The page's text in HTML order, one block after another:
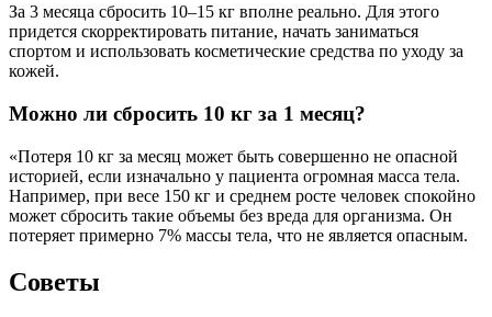
За 3 месяца сбросить 10–15 кг вполне реально. Для этого
придется скорректировать питание, начать заниматься
спортом и использовать косметические средства по уходу за
кожей.
Можно ли сбросить 10 кг за 1 месяц?
«Потеря 10 кг за месяц может быть совершенно не опасной
историей, если изначально у пациента огромная масса тела.
Например, при весе 150 кг и среднем росте человек спокойно
может сбросить такие объемы без вреда для организма. Он
потеряет примерно 7% массы тела, что не является опасным.
Советы